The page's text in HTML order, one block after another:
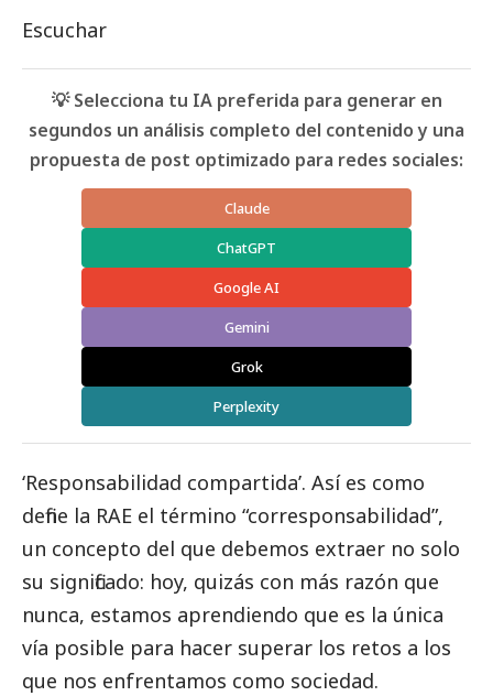
Escuchar
💡 Selecciona tu IA preferida para generar en
segundos un análisis completo del contenido y una
propuesta de post optimizado para redes sociales:
Claude
ChatGPT
Google AI
Gemini
Grok
Perplexity
‘Responsabilidad compartida’. Así es como
define la RAE el término “corresponsabilidad”,
un concepto del que debemos extraer no solo
su significado: hoy, quizás con más razón que
nunca, estamos aprendiendo que es la única
vía posible para hacer superar los retos a los
que nos enfrentamos como sociedad.